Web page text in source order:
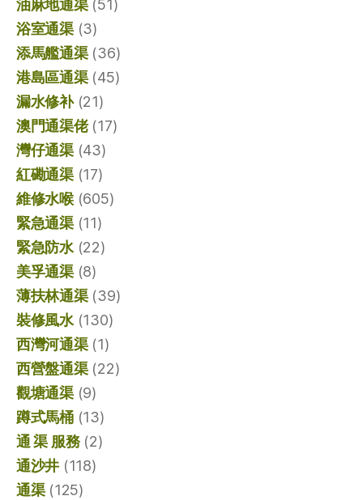
油麻地通渠(51)
浴室通渠(3)
添馬艦通渠(36)
港島區通渠(45)
漏水修补(21)
澳門通渠佬(17)
灣仔通渠(43)
紅磡通渠(17)
維修水喉(605)
緊急通渠(11)
緊急防水(22)
美孚通渠(8)
薄扶林通渠(39)
裝修風水(130)
西灣河通渠(1)
西營盤通渠(22)
觀塘通渠(9)
蹲式馬桶(13)
通 渠 服務(2)
通沙井 (118)
通渠(125)